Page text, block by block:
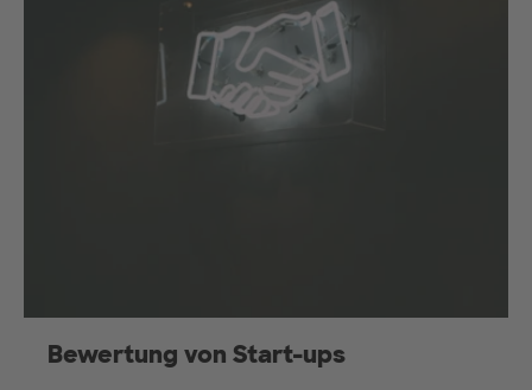
Bewertung von Start-ups